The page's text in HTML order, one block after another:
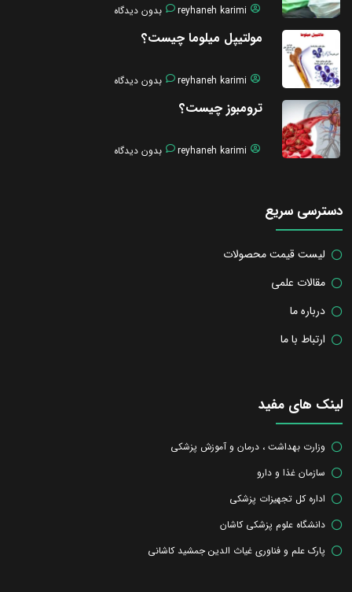
reyhaneh karimi بدون دیدگاه
مولتیپل میلوما چیست؟
reyhaneh karimi بدون دیدگاه
ترومبوز چیست؟
reyhaneh karimi بدون دیدگاه
دسترسی سریع
لیست قیمت محصولات
مقالات علمی
درباره ما
ارتباط با ما
لینک های مفید
وزارت بهداشت ، درمان و آموزش پزشکی
سازمان غذا و دارو
اداره کل تجهیزات پزشکی
دانشگاه علوم پزشکی کاشان
پارک علم و فناوری غیاث الدین جمشید کاشانی